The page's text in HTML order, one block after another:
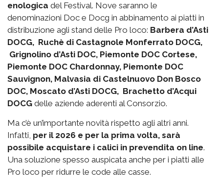
enologica del Festival. Nove saranno le
denominazioni Doc e Docg in abbinamento ai piatti in
distribuzione agli stand delle Pro loco: Barbera d’Asti
DOCG, Ruchè di Castagnole Monferrato DOCG,
Grignolino d’Asti DOC, Piemonte DOC Cortese,
Piemonte DOC Chardonnay, Piemonte DOC
Sauvignon, Malvasia di Castelnuovo Don Bosco
DOC, Moscato d’Asti DOCG, Brachetto d’Acqui
DOCG delle aziende aderenti al Consorzio.
Ma c’è un’importante novità rispetto agli altri anni.
Infatti, per il 2026 e per la prima volta, sarà
possibile acquistare i calici in prevendita on line.
Una soluzione spesso auspicata anche per i piatti alle
Pro loco per ridurre le code alle casse.